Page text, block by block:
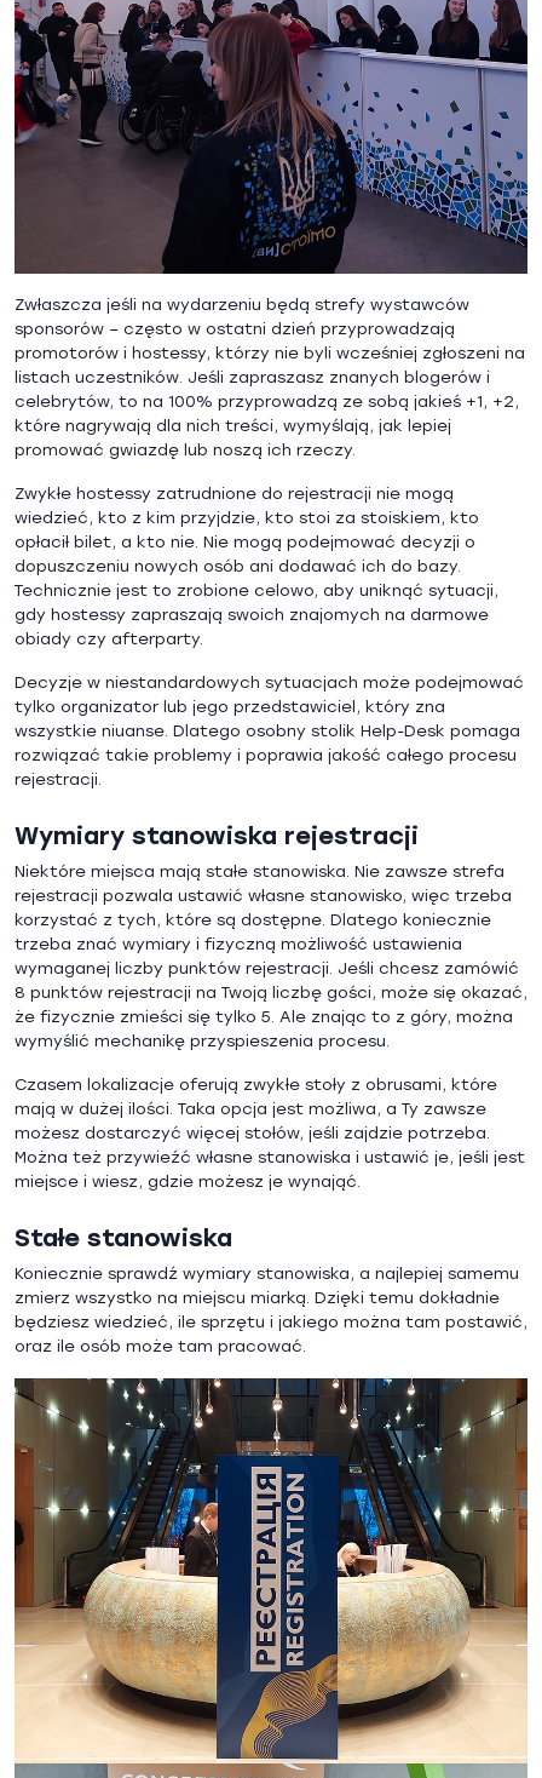
Zwłaszcza jeśli na wydarzeniu będą strefy wystawców
sponsorów – często w ostatni dzień przyprowadzają
promotorów i hostessy, którzy nie byli wcześniej zgłoszeni na
listach uczestników. Jeśli zapraszasz znanych blogerów i
celebrytów, to na 100% przyprowadzą ze sobą jakieś +1, +2,
które nagrywają dla nich treści, wymyślają, jak lepiej
promować gwiazdę lub noszą ich rzeczy.
Zwykłe hostessy zatrudnione do rejestracji nie mogą
wiedzieć, kto z kim przyjdzie, kto stoi za stoiskiem, kto
opłacił bilet, a kto nie. Nie mogą podejmować decyzji o
dopuszczeniu nowych osób ani dodawać ich do bazy.
Technicznie jest to zrobione celowo, aby uniknąć sytuacji,
gdy hostessy zapraszają swoich znajomych na darmowe
obiady czy afterparty.
Decyzje w niestandardowych sytuacjach może podejmować
tylko organizator lub jego przedstawiciel, który zna
wszystkie niuanse. Dlatego osobny stolik Help-Desk pomaga
rozwiązać takie problemy i poprawia jakość całego procesu
rejestracji.
Wymiary stanowiska rejestracji
Niektóre miejsca mają stałe stanowiska. Nie zawsze strefa
rejestracji pozwala ustawić własne stanowisko, więc trzeba
korzystać z tych, które są dostępne. Dlatego koniecznie
trzeba znać wymiary i fizyczną możliwość ustawienia
wymaganej liczby punktów rejestracji. Jeśli chcesz zamówić
8 punktów rejestracji na Twoją liczbę gości, może się okazać,
że fizycznie zmieści się tylko 5. Ale znając to z góry, można
wymyślić mechanikę przyspieszenia procesu.
Czasem lokalizacje oferują zwykłe stoły z obrusami, które
mają w dużej ilości. Taka opcja jest możliwa, a Ty zawsze
możesz dostarczyć więcej stołów, jeśli zajdzie potrzeba.
Można też przywieźć własne stanowiska i ustawić je, jeśli jest
miejsce i wiesz, gdzie możesz je wynająć.
Stałe stanowiska
Koniecznie sprawdź wymiary stanowiska, a najlepiej samemu
zmierz wszystko na miejscu miarką. Dzięki temu dokładnie
będziesz wiedzieć, ile sprzętu i jakiego można tam postawić,
oraz ile osób może tam pracować.